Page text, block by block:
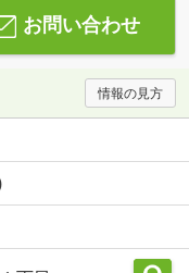
お問い合わせ
情報の見方